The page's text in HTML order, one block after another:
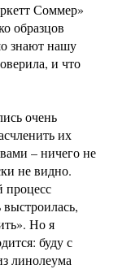
Соммер»
образцов
знают нашу
и что
очень
их
– ничего не
не видно.
процесс
Но я
буду с
линолеума